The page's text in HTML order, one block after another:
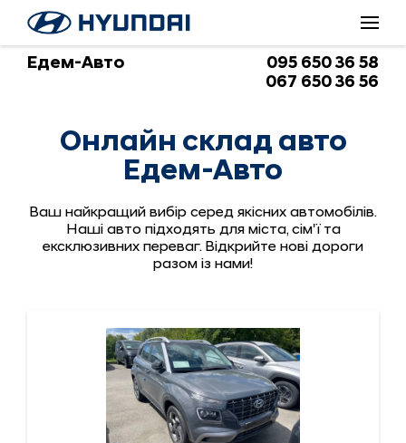
Едем-Авто
095 650 36 58
067 650 36 56
Онлайн склад авто
Едем-Авто
Ваш найкращий вибір серед якісних автомобілів.
Наші авто підходять для міста, сім'ї та
ексклюзивних переваг. Відкрийте нові дороги
разом із нами!